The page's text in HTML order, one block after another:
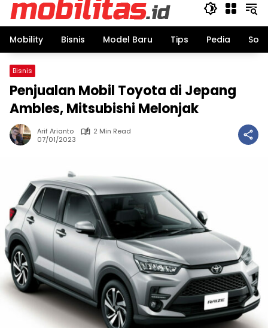
Mobility Bisnis Model Baru Tips Pedia
Bisnis
Penjualan Mobil Toyota di Jepang
Ambles, Mitsubishi Melonjak
Arif Arianto
2 Min Read
07/01/2023